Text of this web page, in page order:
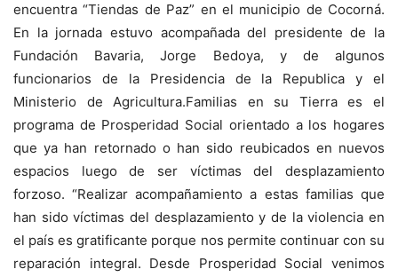
encuentra “Tiendas de Paz” en el municipio de Cocorná.
En la jornada estuvo acompañada del presidente de la
Fundación Bavaria, Jorge Bedoya, y de algunos
funcionarios de la Presidencia de la Republica y el
Ministerio de Agricultura.Familias en su Tierra es el
programa de Prosperidad Social orientado a los hogares
que ya han retornado o han sido reubicados en nuevos
espacios luego de ser víctimas del desplazamiento
forzoso. “Realizar acompañamiento a estas familias que
han sido víctimas del desplazamiento y de la violencia en
el país es gratificante porque nos permite continuar con su
reparación integral. Desde Prosperidad Social venimos